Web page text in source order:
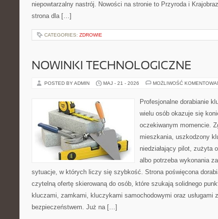
niepowtarzalny nastrój. Nowości na stronie to Przyroda i
strona dla […]
CATEGORIES: ZDROWIE
NOWINKI TECHNOLOGICZNE
POSTED BY ADMIN MAJ - 21 - 2026 MOŻLIWOŚĆ
Profesjonalne dorabianie
wielu osób okazuje się
oczekiwanym momencie.
mieszkania, uszkodzony
niedziałający pilot, zużyta
albo potrzeba wykonania
sytuacje, w których liczy się szybkość. Strona poświęcona
czytelną ofertę skierowaną do osób, które szukają solidnego
kluczami, zamkami, kluczykami samochodowymi oraz usługami
bezpieczeństwem. Już na […]